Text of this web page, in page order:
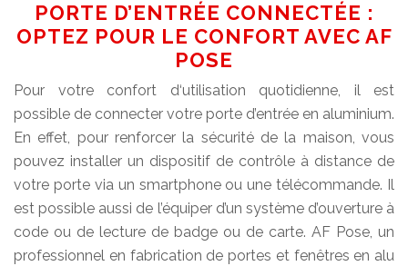
PORTE D’ENTRÉE CONNECTÉE :
OPTEZ POUR LE CONFORT AVEC AF
POSE
Pour votre confort d‘utilisation quotidienne, il est
possible de connecter votre porte d’entrée en aluminium.
En effet, pour renforcer la sécurité de la maison, vous
pouvez installer un dispositif de contrôle à distance de
votre porte via un smartphone ou une télécommande. Il
est possible aussi de l’équiper d’un système d’ouverture à
code ou de lecture de badge ou de carte. AF Pose, un
professionnel en fabrication de portes et fenêtres en alu